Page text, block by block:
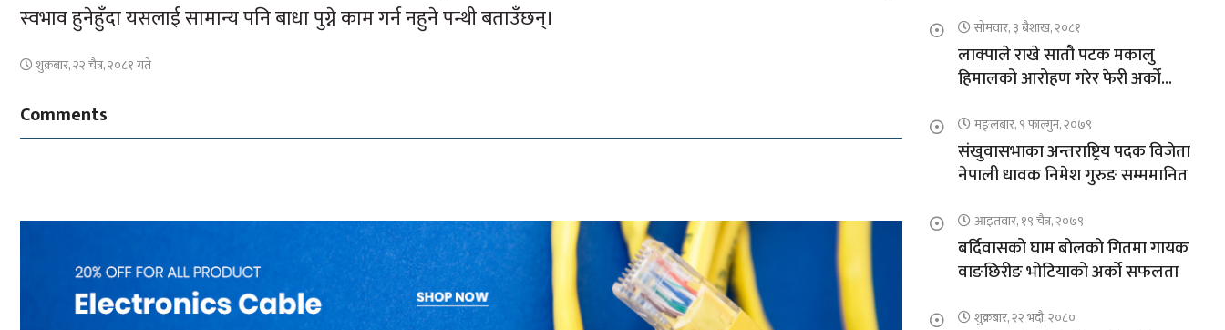
स्वभाव हुनेहुँदा यसलाई सामान्य पनि बाधा पुग्ने काम गर्न नहुने पन्थी बताउँछन्।
शुक्रबार, २२ चैत्र, २०८१ गते
Comments
सोमवार, ३ बैशाख, २०८१
लाक्पाले राखे सातौ पटक मकालु
हिमालको आरोहण गरेर फेरी अर्को
मङ्लबार, ९ फाल्गुन, २०७९
संखुवासभाका अन्तराष्ट्रिय पदक विजेता
नेपाली धावक निमेश गुरुङ सम्ममानित
आइतवार, १९ चैत्र, २०७९
बर्दिवासको घाम बोलको गितमा गायक
वाङछिरीङ भोटियाको अर्को सफलता
शुक्रबार, २२ भदौ, २०८०